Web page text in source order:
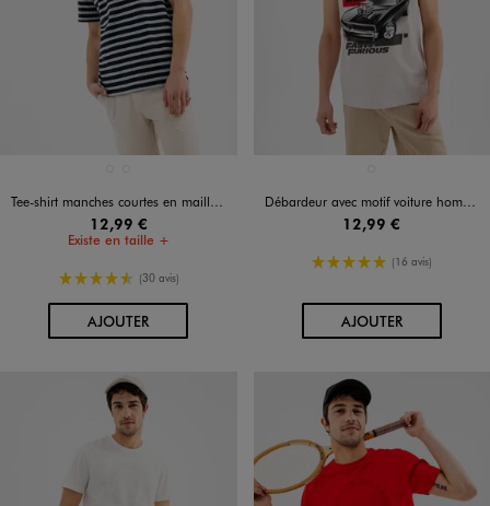
Tee-shirt manches courtes en maille rayée homme
12,99 €
Existe en taille +
4.5/5 de moyenne
(30 avis)
AJOUTERAU PANIER
Débardeur avec motif voiture homme - Fast & Furious
12,99 €
5/5 de moyenne
(16 avis)
AJOUTERAU PANIER